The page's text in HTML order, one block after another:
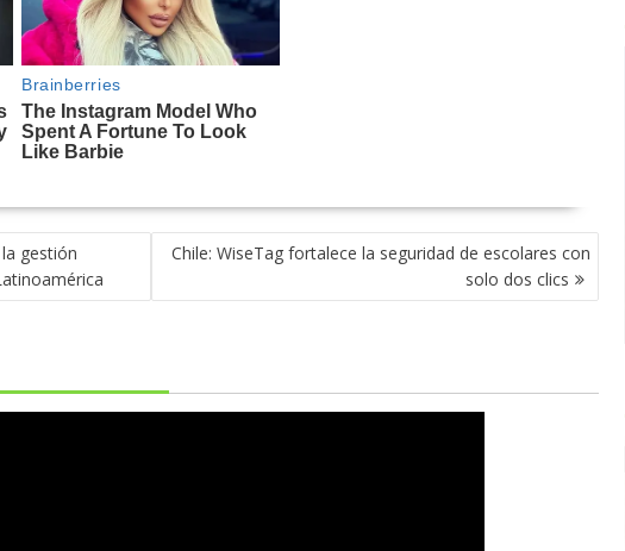
gestión
Chile: WiseTag fortalece la seguridad de escolares con
solo dos clics